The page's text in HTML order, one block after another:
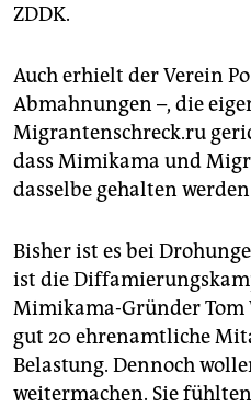
ZDDK.
Auch erhielt der Verein
Abmahnungen –, die
Migrantenschreck.ru
dass Mimikama und
dasselbe gehalten
Bisher ist es bei
ist die
Mimikama-Gründer Tom
gut 20 ehrenamtliche
Belastung. Dennoch
weitermachen. Sie